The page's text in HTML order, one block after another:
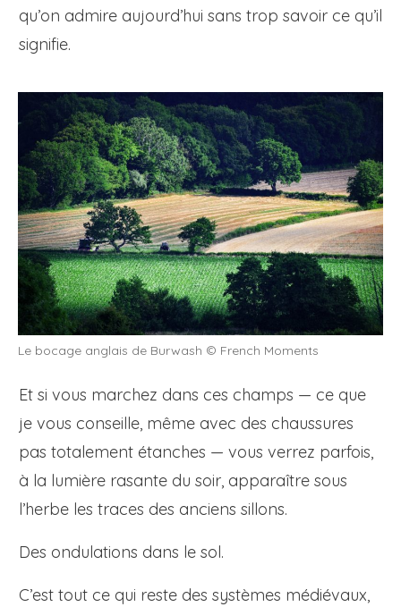
qu’on admire aujourd’hui sans trop savoir ce qu’il
signifie.
Le bocage anglais de Burwash © French Moments
Et si vous marchez dans ces champs — ce que
je vous conseille, même avec des chaussures
pas totalement étanches — vous verrez parfois,
à la lumière rasante du soir, apparaître sous
l’herbe les traces des anciens sillons.
Des ondulations dans le sol.
C’est tout ce qui reste des systèmes médiévaux,